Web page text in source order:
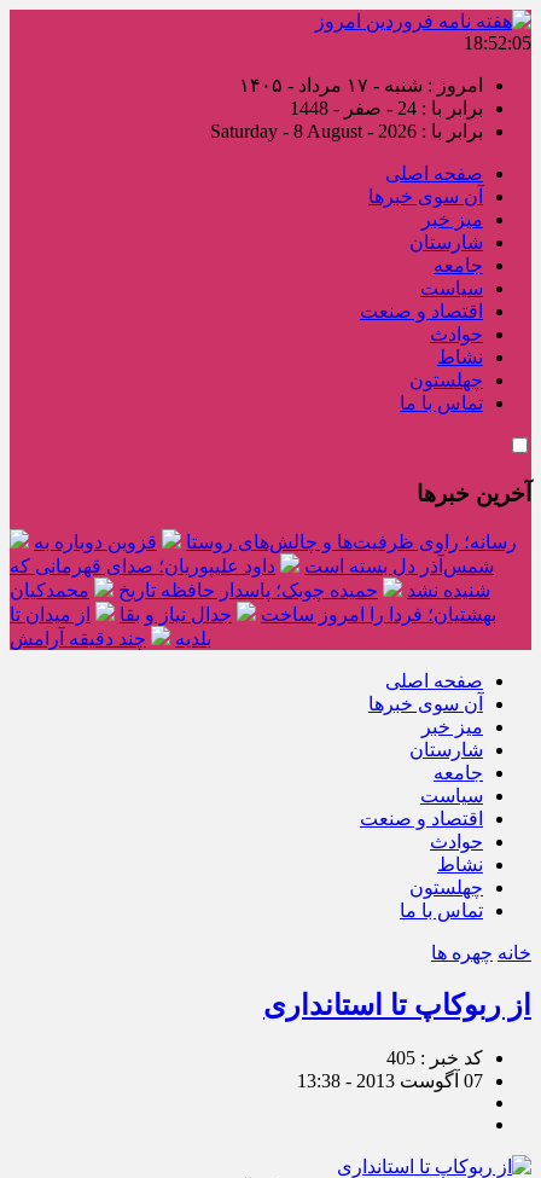
18:52:06
امروز : شنبه - ۱۷ مرداد - ۱۴۰۵
برابر با : 24 - صفر - 1448
برابر با : Saturday - 8 August - 2026
صفحه اصلی
آن سوی خبرها
میز خبر
شارستان
جامعه
سیاست
اقتصاد و صنعت
حوادث
نشاط
چهلستون
تماس با ما
آخرین خبرها
رسانه؛ راوی ظرفیت‌ها و چالش‌های روستا
قزوین دوباره به
شمس‌آذر دل بسته است
داود علیپوریان؛ صدای قهرمانی که
شنیده نشد
حمیده چوبک؛ پاسدار حافظه تاریخ
محمدکیان
بهشتیان؛ فردا را امروز ساخت
جدال نیاز و بقا
از میدان تا
بلدیه
چند دقیقه آرامش
صفحه اصلی
آن سوی خبرها
میز خبر
شارستان
جامعه
سیاست
اقتصاد و صنعت
حوادث
نشاط
چهلستون
تماس با ما
خانه چهره ها
از ربوکاپ تا استانداری
کد خبر : 405
07 آگوست 2013 - 13:38